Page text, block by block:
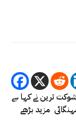
ترین نے کہا ہے
مزید بڑھے